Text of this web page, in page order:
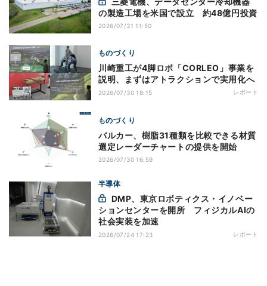
の製造工場を米国で設立 約48億円投資
2026/07/31 11:50
ものづくり
川崎重工が4脚ロボ「CORLEO」事業を
説明、まずはアトラクションで実用化へ
2026/07/30 18:15 レポート
ものづくり
バルカー、樹脂31種類を比較できる材質
選定レーダーチャートの提供を開始
2026/07/30 16:59
半導体
ションセンターを開所 フィジカルAIの
社会実装を加速
2026/07/24 17:23 レポート